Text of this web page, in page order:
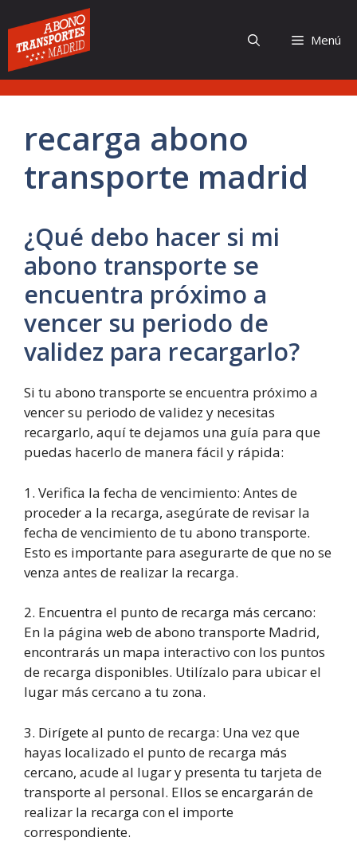
al
contenido
Menú
recarga abono
transporte madrid
¿Qué debo hacer si mi
abono transporte se
encuentra próximo a
vencer su periodo de
validez para recargarlo?
Si tu abono transporte se encuentra próximo a
vencer su periodo de validez y necesitas
recargarlo, aquí te dejamos una guía para que
puedas hacerlo de manera fácil y rápida:
1. Verifica la fecha de vencimiento: Antes de
proceder a la recarga, asegúrate de revisar la
fecha de vencimiento de tu abono transporte.
Esto es importante para asegurarte de que no se
venza antes de realizar la recarga.
2. Encuentra el punto de recarga más cercano:
En la página web de abono transporte Madrid,
encontrarás un mapa interactivo con los puntos
de recarga disponibles. Utilízalo para ubicar el
lugar más cercano a tu zona.
3. Dirígete al punto de recarga: Una vez que
hayas localizado el punto de recarga más
cercano, acude al lugar y presenta tu tarjeta de
transporte al personal. Ellos se encargarán de
realizar la recarga con el importe
correspondiente.